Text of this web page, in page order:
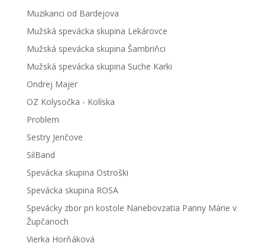
Muzikanci od Bardejova
Mužská spevácka skupina Lekárovce
Mužská spevácka skupina Šambriňci
Mužská spevácka skupina Suche Karki
Ondrej Majer
OZ Kolysočka - Kolíska
Problem
Sestry Jenčove
SilBand
Spevácka skupina Ostroški
Spevácka skupina ROSA
Spevácky zbor pri kostole Nanebovzatia Panny Márie v
Župčanoch
Vierka Horňáková